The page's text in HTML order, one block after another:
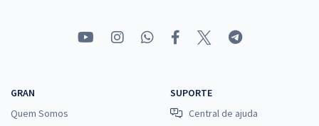
GRAN
Quem Somos
SUPORTE
Central de ajuda